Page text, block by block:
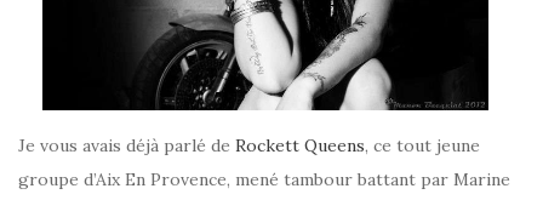
Je vous avais déjà parlé de Rockett Queens, ce tout jeune
groupe d’Aix En Provence, mené tambour battant par Marine